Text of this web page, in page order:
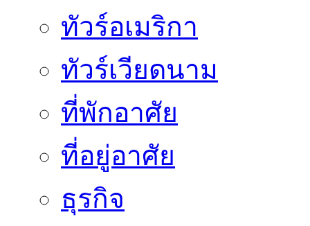
ทัวร์อเมริกา
ทัวร์เวียดนาม
ที่พักอาศัย
ที่อยู่อาศัย
ธุรกิจ